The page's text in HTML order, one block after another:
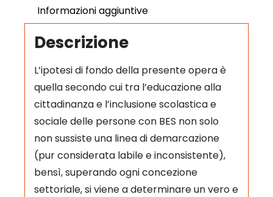
Informazioni aggiuntive
Descrizione
L’ipotesi di fondo della presente opera è
quella secondo cui tra l’educazione alla
cittadinanza e l’inclusione scolastica e
sociale delle persone con BES non solo
non sussiste una linea di demarcazione
(pur considerata labile e inconsistente),
bensì, superando ogni concezione
settoriale, si viene a determinare un vero e